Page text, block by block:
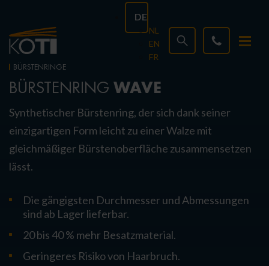
DE
NL
EN
FR
BÜRSTENRINGE
BÜRSTENRING WAVE
Synthetischer Bürstenring, der sich dank seiner
einzigartigen Form leicht zu einer Walze mit
gleichmäßiger Bürstenoberfläche zusammensetzen
lässt.
Die gängigsten Durchmesser und Abmessungen
sind ab Lager lieferbar.
20 bis 40 % mehr Besatzmaterial.
Geringeres Risiko von Haarbruch.